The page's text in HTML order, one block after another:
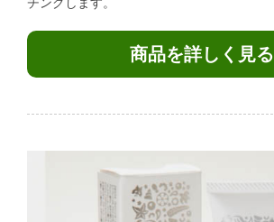
商品を詳しく見る